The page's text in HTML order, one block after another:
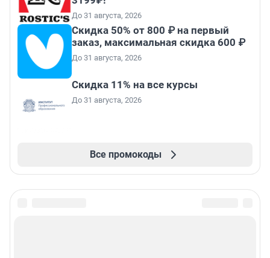
До 31 августа, 2026
Скидка 50% от 800 ₽ на первый
заказ, максимальная скидка 600 ₽
До 31 августа, 2026
Скидка 11% на все курсы
До 31 августа, 2026
Все промокоды